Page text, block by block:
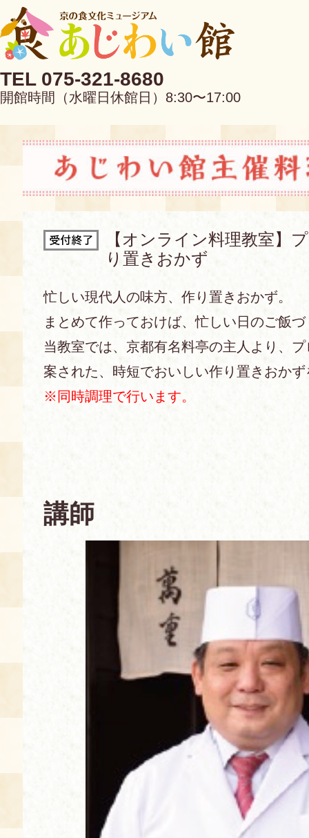
TEL 075-321-8680
開館時間（水曜日休館日）8:30〜17:00
EN 中文
あじわい館とは
京の食文化について
料理教室
食の海援隊・陸援隊 会員限定
展示室のご紹介
お土産コーナー
備品リスト
空き状況・ご予約
使用料・お支払い方法
団体向け見学・体験
食の語り部の部屋
講演会付き料理教室
あじわい館弁当
【オンライン料理教室】
り置きおかず
忙しい現代人の味方、作り置きおかず。
まとめて作っておけば、忙しい日のご飯
当教室では、京都有名料亭の主人より、
案された、時短でおいしい作り置きおか
※同時調理で行います。
講師